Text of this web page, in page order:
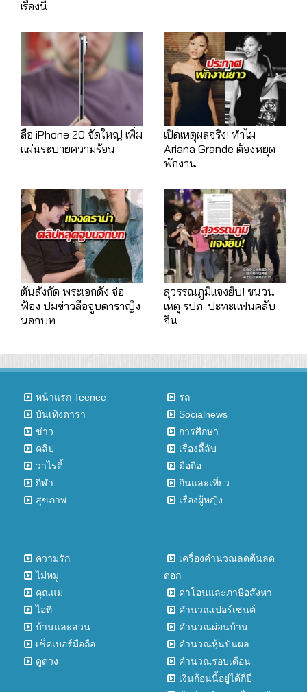
เรื่องนี้
ลือ iPhone 20 จัดใหญ่ เพิ่ม
แผ่นระบายความร้อน
เปิดเหตุผลจริง! ทำไม
Ariana Grande ต้องหยุด
พักงาน
ตันสังกัด พระเอกดัง จ่อ
ฟ้อง ปมข่าวลือจูบดาราญิง
นอกบท
สุวรรณภูมิแจงยิบ! ชนวน
เหตุ รปภ. ปะทะแฟนคลับ
จีน
หน้าแรก Teenee
บันเทิงดารา
ข่าว
คลิป
วาไรตี้
กีฬา
สุขภาพ
รถ
Socialnews
การศึกษา
เรื่องลี้ลับ
มือถือ
กินและเที่ยว
เรื่องผู้หญิง
ความรัก
ไม่หมู
คุณแม่
ไอที
บ้านและสวน
เช็คเบอร์มือถือ
ดูดวง
เครื่องคำนวณลดต้นลด
ดอก
ค่าโอนและภาษีอสังหา
คำนวณเปอร์เซนต์
คำนวณผ่อนบ้าน
คำนวณหุ้นปันผล
คำนวณรอบเดือน
เงินก้อนนี้อยู่ได้กี่ปี